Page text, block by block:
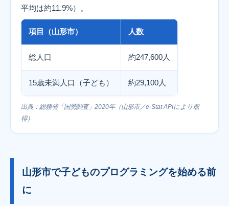
平均は約11.9%）。
項目（山形市） 人数
総人口 約247,600人
15歳未満人口（子ども） 約29,100人
出典：総務省「国勢調査」2020年（山形市／e-Stat APIにより取
得）
山形市で子どものプログラミングを始める前
に